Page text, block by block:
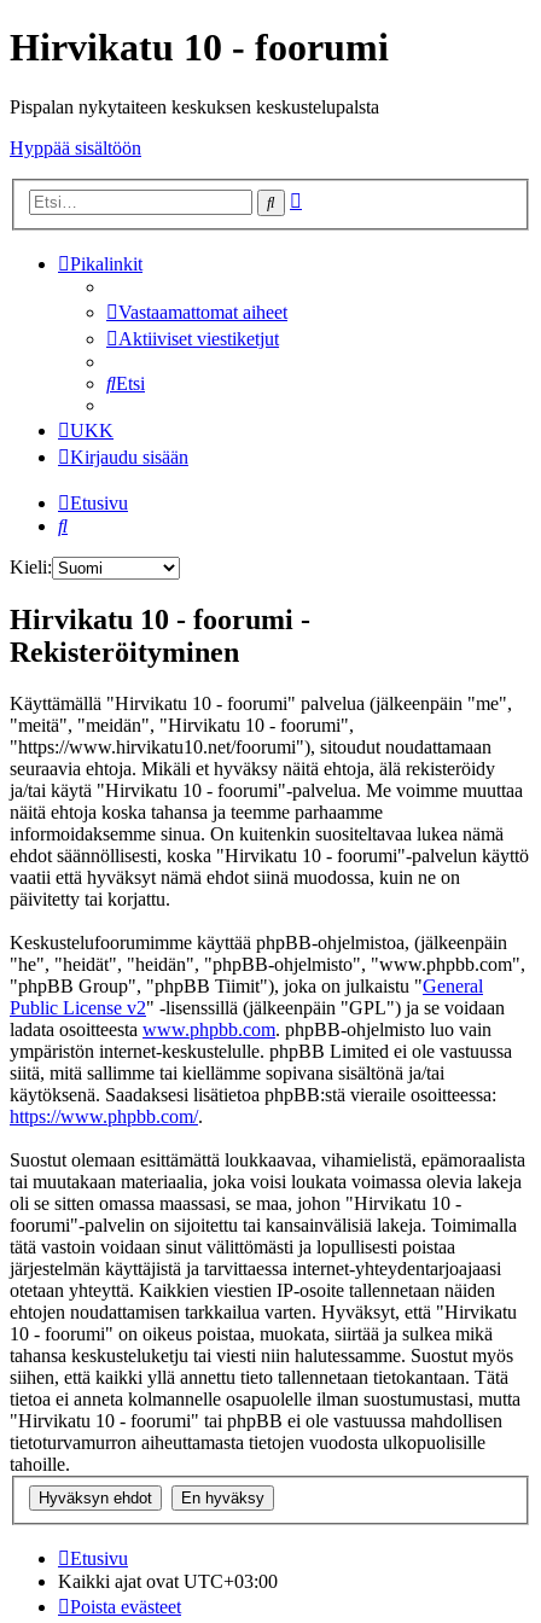
Hirvikatu 10 - foorumi
Pispalan nykytaiteen keskuksen keskustelupalsta
Hyppää sisältöön
Etsi
Pikalinkit
Vastaamattomat aiheet
Aktiiviset viestiketjut
Etsi
UKK
Kirjaudu sisään
Etusivu
Etsi
Kieli:
Hirvikatu 10 - foorumi -
Rekisteröityminen
Käyttämällä "Hirvikatu 10 - foorumi" palvelua (jälkeenpäin "me",
"meitä", "meidän", "Hirvikatu 10 - foorumi",
"https://www.hirvikatu10.net/foorumi"), sitoudut noudattamaan
seuraavia ehtoja. Mikäli et hyväksy näitä ehtoja, älä rekisteröidy
ja/tai käytä "Hirvikatu 10 - foorumi"-palvelua. Me voimme muuttaa
näitä ehtoja koska tahansa ja teemme parhaamme
informoidaksemme sinua. On kuitenkin suositeltavaa lukea nämä
ehdot säännöllisesti, koska "Hirvikatu 10 - foorumi"-palvelun käyttö
vaatii että hyväksyt nämä ehdot siinä muodossa, kuin ne on
päivitetty tai korjattu.
Keskustelufoorumimme käyttää phpBB-ohjelmistoa, (jälkeenpäin
"he", "heidät", "heidän", "phpBB-ohjelmisto", "www.phpbb.com",
"phpBB Group", "phpBB Tiimit"), joka on julkaistu "General
Public License v2" -lisenssillä (jälkeenpäin "GPL") ja se voidaan
ladata osoitteesta www.phpbb.com. phpBB-ohjelmisto luo vain
ympäristön internet-keskustelulle. phpBB Limited ei ole vastuussa
siitä, mitä sallimme tai kiellämme sopivana sisältönä ja/tai
käytöksenä. Saadaksesi lisätietoa phpBB:stä vieraile osoitteessa:
https://www.phpbb.com/.
Suostut olemaan esittämättä loukkaavaa, vihamielistä, epämoraalista
tai muutakaan materiaalia, joka voisi loukata voimassa olevia lakeja
oli se sitten omassa maassasi, se maa, johon "Hirvikatu 10 -
foorumi"-palvelin on sijoitettu tai kansainvälisiä lakeja. Toimimalla
tätä vastoin voidaan sinut välittömästi ja lopullisesti poistaa
järjestelmän käyttäjistä ja tarvittaessa internet-yhteydentarjoajaasi
otetaan yhteyttä. Kaikkien viestien IP-osoite tallennetaan näiden
ehtojen noudattamisen tarkkailua varten. Hyväksyt, että "Hirvikatu
10 - foorumi" on oikeus poistaa, muokata, siirtää ja sulkea mikä
tahansa keskusteluketju tai viesti niin halutessamme. Suostut myös
siihen, että kaikki yllä annettu tieto tallennetaan tietokantaan. Tätä
tietoa ei anneta kolmannelle osapuolelle ilman suostumustasi, mutta
"Hirvikatu 10 - foorumi" tai phpBB ei ole vastuussa mahdollisen
tietoturvamurron aiheuttamasta tietojen vuodosta ulkopuolisille
tahoille.
Etusivu
Kaikki ajat ovat UTC+03:00
Poista evästeet